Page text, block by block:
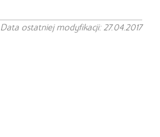
Data ostatniej modyfikacji: 27.04.2017